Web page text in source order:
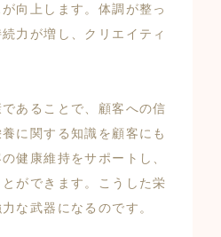
向上します。体調が整っ
力が増し、クリエイティ
あることで、顧客への信
に関する知識を顧客にも
健康維持をサポートし、
ができます。こうした栄
な武器になるのです。